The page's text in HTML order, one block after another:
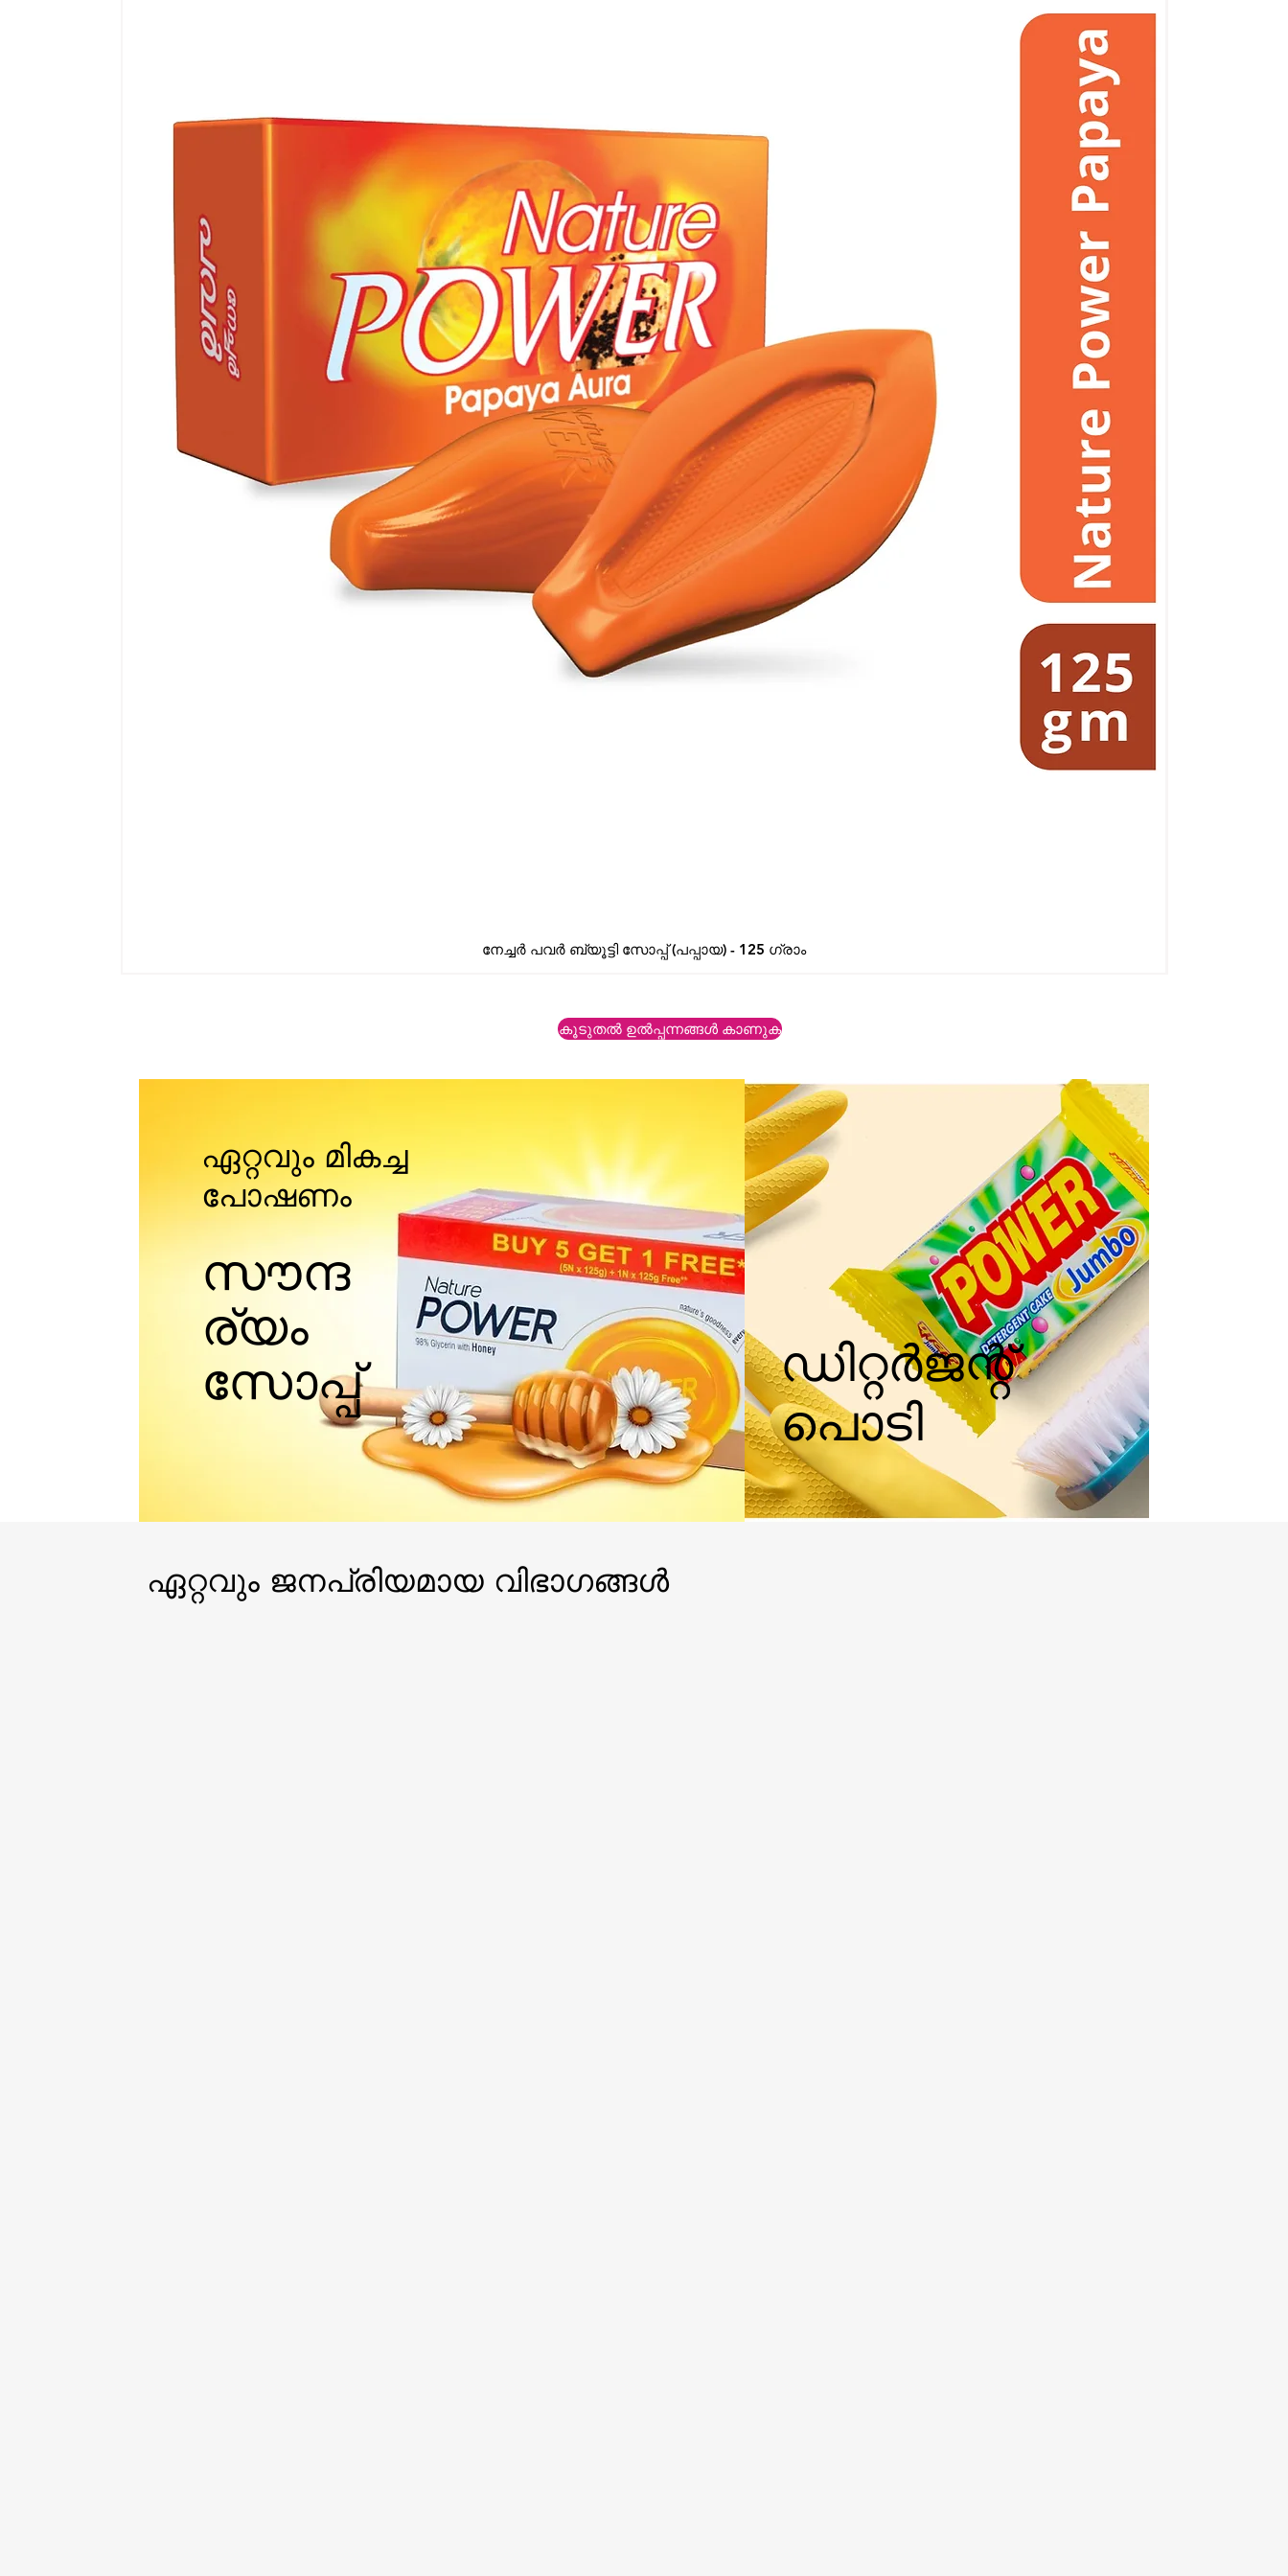
നേച്ചർ പവർ ബ്യൂട്ടി സോപ്പ് (പപ്പായ) - 125 ഗ്രാം
കൂടുതൽ ഉൽപ്പന്നങ്ങൾ കാണുക
ഏറ്റവും മികച്ച
പോഷണം
സൗന്ദ
ര്യം
സോപ്പ്
ഡിറ്റർജന്റ്
പൊടി
ഏറ്റവും ജനപ്രിയമായ വിഭാഗങ്ങൾ